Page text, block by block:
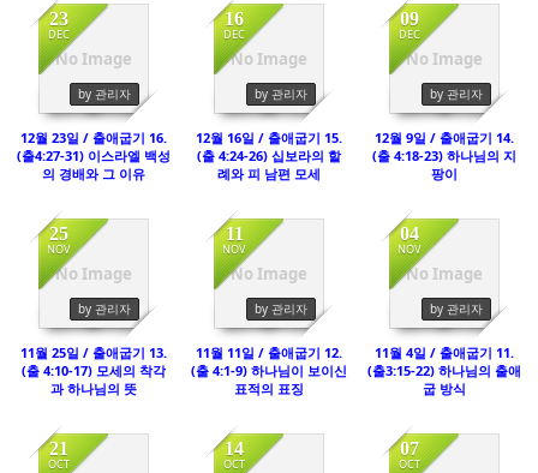
No Image
23
DEC
by 관리자
3523
12월 23일 / 출애굽기 16.
(출4:27-31) 이스라엘 백성
의 경배와 그 이유
No Image
16
DEC
by 관리자
3413
12월 16일 / 출애굽기 15.
(출 4:24-26) 십보라의 할
례와 피 남편 모세
No Image
09
DEC
by 관리자
3332
12월 9일 / 출애굽기 14.
(출 4:18-23) 하나님의 지
팡이
No Image
25
NOV
by 관리자
3242
11월 25일 / 출애굽기 13.
(출 4:10-17) 모세의 착각
과 하나님의 뜻
No Image
11
NOV
by 관리자
3283
11월 11일 / 출애굽기 12.
(출 4:1-9) 하나님이 보이신
표적의 표징
No Image
04
NOV
by 관리자
2864
11월 4일 / 출애굽기 11.
(출3:15-22) 하나님의 출애
굽 방식
21
OCT
14
OCT
07
OCT